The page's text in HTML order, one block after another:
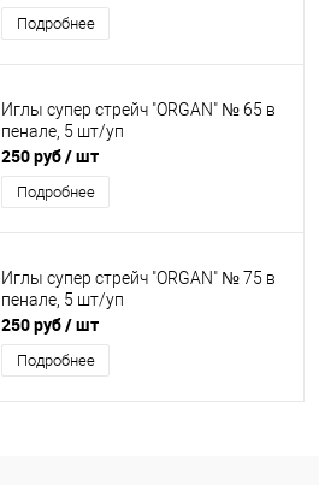
Подробнее
Иглы супер стрейч "ORGAN" № 65 в
пенале, 5 шт/уп
250 руб/ шт
Подробнее
Иглы супер стрейч "ORGAN" № 75 в
пенале, 5 шт/уп
250 руб/ шт
Подробнее